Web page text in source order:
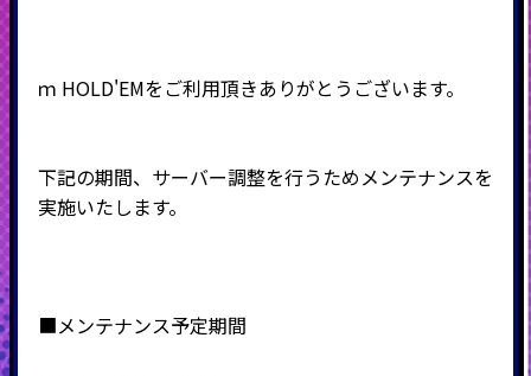
ｍ HOLD'EMをご利用頂きありがとうございます。
下記の期間、サーバー調整を行うためメンテナンスを
実施いたします。
■メンテナンス予定期間